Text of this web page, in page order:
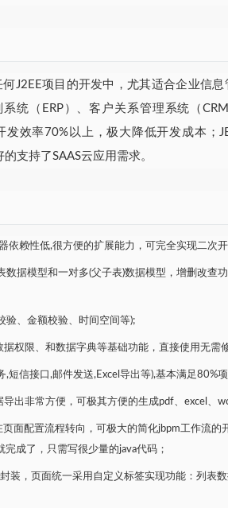
J2EE项目的开发中，尤其适合企业信
统（ERP）、客户关系管理系统（
效率70%以上，极大降低开发成本；
支持了SAAS云应用需求。
依赖性低,很方便的扩展能力，可完全实现二次
据模型和一对多(父子表)数据模型，增删改查
验、金额校验、时间空间等);
权限、和数据字典等基础功能，直接使用无需
短信接口,邮件发送,Excel导出等),基本满足80%
出非常方便，可极其方便的生成pdf、excel、
面配置流程转向，可极大的简化jbpm工作流的
成了，只需写很少量的java代码；
装，页面统一采用自定义标签实现功能：列表